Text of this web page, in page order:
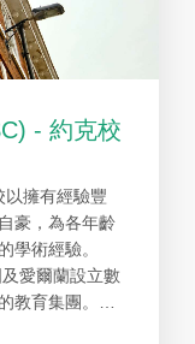
- 約克校
擁有經驗豐
豪，為各年齡
學術經驗。
愛爾蘭設立數
教育集團。獲